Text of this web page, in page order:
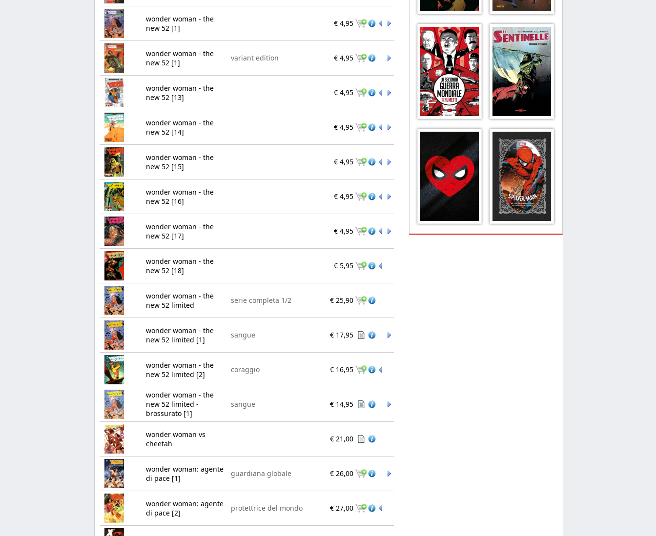
wonder woman - the
new 52 [1]
€ 4,95
wonder woman - the
new 52 [1]
variant edition € 4,95
wonder woman - the
new 52 [13]
€ 4,95
wonder woman - the
new 52 [14]
€ 4,95
wonder woman - the
new 52 [15]
€ 4,95
wonder woman - the
new 52 [16]
€ 4,95
wonder woman - the
new 52 [17]
€ 4,95
wonder woman - the
new 52 [18]
€ 5,95
wonder woman - the
new 52 limited
serie completa 1/2 € 25,90
wonder woman - the
new 52 limited [1]
sangue € 17,95
wonder woman - the
new 52 limited [2]
coraggio € 16,95
wonder woman - the
new 52 limited -
brossurato [1]
sangue € 14,95
wonder woman vs
cheetah
€ 21,00
wonder woman: agente
di pace [1]
guardiana globale € 26,00
wonder woman: agente
di pace [2]
protettrice del mondo € 27,00